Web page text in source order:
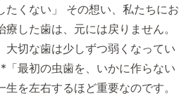
たくない」 その想い、私たちにお
した歯は、元には戻りません。
大切な歯は少しずつ弱くなってい
「最初の虫歯を、いかに作らない
を左右するほど重要なのです。